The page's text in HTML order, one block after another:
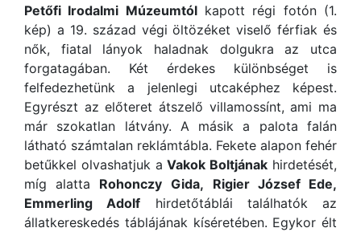
Petőfi Irodalmi Múzeumtólkapott régi fotón (1.
kép) a 19. század végi öltözéket viselő férfiak és
nők, fiatal lányok haladnak dolgukra az utca
forgatagában. Két érdekes különbséget is
felfedezhetünk a jelenlegi utcaképhez képest.
Egyrészt az előteret átszelő villamossínt, ami ma
már szokatlan látvány. A másik a palota falán
látható számtalan reklámtábla. Fekete alapon fehér
betűkkel olvashatjuk aVakok Boltjának hirdetését,
míg alatta Rohonczy Gida,
Rigier József Ede,
Emmerling Adolf hirdetőtáblái találhatók az
állatkereskedés táblájának kíséretében. Egykor élt